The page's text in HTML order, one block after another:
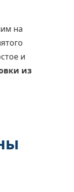
на
и
из